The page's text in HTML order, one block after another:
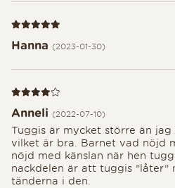
Recension 5 av 5
Hanna (2023-01-30)
Recension 4 av 5
Anneli (2022-07-10)
Tuggis är mycket större än
vilket är bra. Barnet vad nöjd
nöjd med känslan när hen
nackdelen är att tuggis ”låter”
tänderna i den.